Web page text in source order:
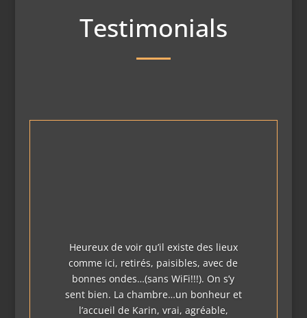
Testimonials
Heureux de voir qu’il existe des lieux
comme ici, retirés, paisibles, avec de
bonnes ondes…(sans WiFi!!!). On s’y
sent bien. La chambre…un bonheur et
l’accueil de Karin, vrai, agréable,